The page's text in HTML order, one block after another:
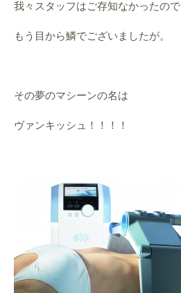
我々スタッフはご存知なかったので
もう目から鱗でございましたが。
その夢のマシーンの名は
ヴァンキッシュ！！！！